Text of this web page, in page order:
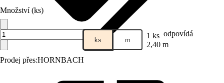
Prodej přes:HORNBACH
Množství (ks)
ks m 1 ks odpovídá
2,40 m